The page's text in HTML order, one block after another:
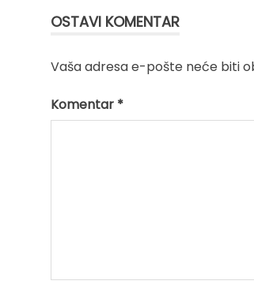
OSTAVI KOMENTAR
Vaša adresa e-pošte neće biti
Komentar *